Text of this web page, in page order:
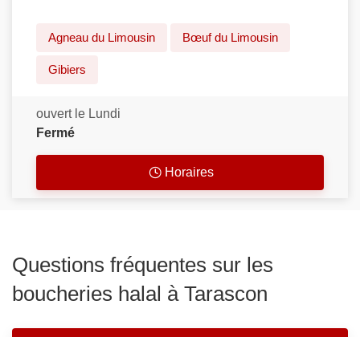
Agneau du Limousin Bœuf du Limousin
Gibiers
ouvert le Lundi
Fermé
Horaires
Questions fréquentes sur les
boucheries halal à Tarascon